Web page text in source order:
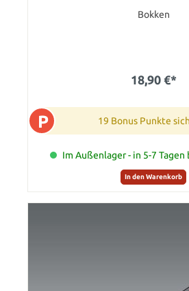
Bokken
18,90 €*
P 19 Bonus Punkte
Im Außenlager - in 5-7 Tagen
In den Warenkorb